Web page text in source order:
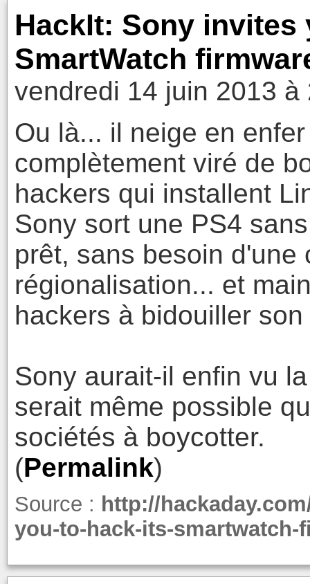
HackIt: Sony invites
SmartWatch
vendredi 14 juin 2013 à
Ou là... il neige en
complètement viré de
hackers qui installent
Sony sort une PS4
prêt, sans besoin
régionalisation... et
hackers à bidouiller
Sony aurait-il enfin vu
serait même possible
sociétés à boycotter.
(Permalink)
Source : http://
you-to-hack-its-smartwatch-